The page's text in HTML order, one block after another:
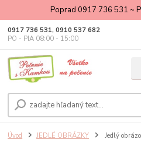
Poprad 0917 736 531 ~
0917 736 531, 0910 537 682
PO - PIA 08:00 - 15:00
Úvod JEDLÉ OBRÁZKY Jedlý